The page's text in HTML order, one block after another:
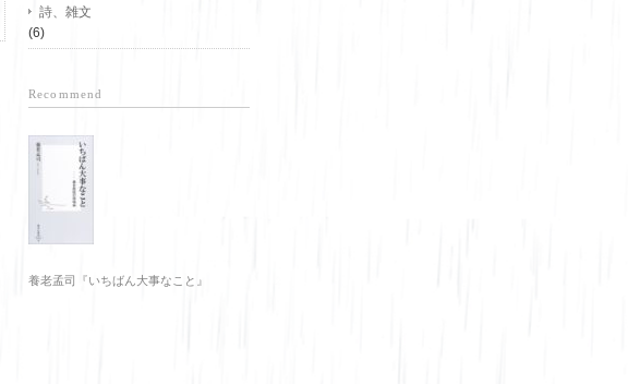
詩、雑文
(6)
Recommend
養老孟司『いちばん大事なこと』